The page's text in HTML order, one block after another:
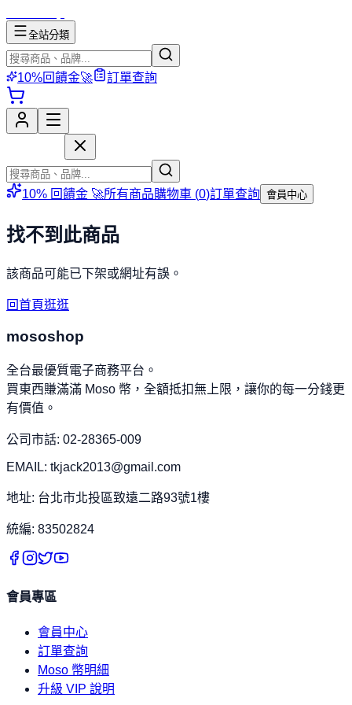
全站分類
10%回饋金🚀 訂單查詢
10% 回饋金 🚀所有商品購物車 (0)訂單查詢 會員中心
找不到此商品
該商品可能已下架或網址有誤。
回首頁逛逛
mososhop
全台最優質電子商務平台。
買東西賺滿滿 Moso 幣，全額抵扣無上限，讓你的每一分錢更
有價值。
公司市話: 02-28365-009
EMAIL: tkjack2013@gmail.com
地址: 台北市北投區致遠二路93號1樓
統編: 83502824
會員專區
會員中心
訂單查詢
Moso 幣明細
升級 VIP 說明